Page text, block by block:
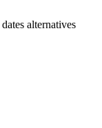
alternatives